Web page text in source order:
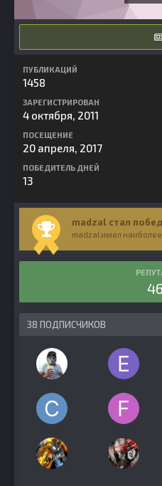
ПУБЛИКАЦИЙ
1458
ЗАРЕГИСТРИРОВАН
4 октября, 2011
ПОСЕЩЕНИЕ
20 апреля, 2017
ПОБЕДИТЕЛЬ ДНЕЙ
13
madzal стал
madzal имел
38 ПОДПИСЧИКОВ